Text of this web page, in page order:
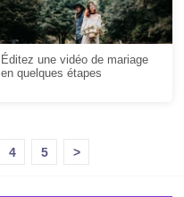
Éditez une vidéo de mariage
en quelques étapes
4 5 >